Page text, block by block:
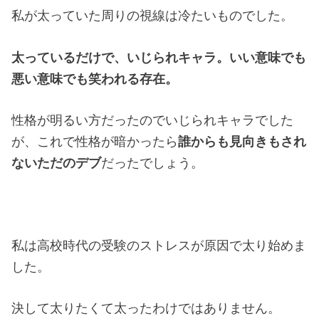
私が太っていた周りの視線は冷たいものでした。
太っているだけで、いじられキャラ。いい意味でも
悪い意味でも笑われる存在。
性格が明るい方だったのでいじられキャラでした
が、これで性格が暗かったら誰からも見向きもされ
ないただのデブだったでしょう。
私は高校時代の受験のストレスが原因で太り始めま
した。
決して太りたくて太ったわけではありません。